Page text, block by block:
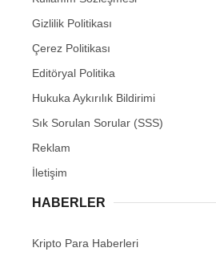
Gizlilik Politikası
Çerez Politikası
Editöryal Politika
Hukuka Aykırılık Bildirimi
Sık Sorulan Sorular (SSS)
Reklam
İletişim
HABERLER
Kripto Para Haberleri